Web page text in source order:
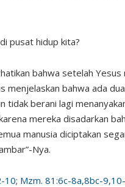
pusat hidup kita?
bahwa setelah
menjelaskan bahwa ada
tidak berani lagi
mereka disadarkan
manusia diciptakan
Nya.
10; Mzm. 81:6c-8a,8bc-